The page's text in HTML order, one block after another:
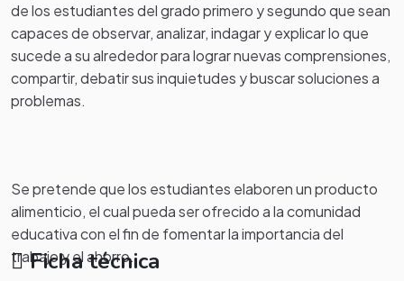
de los estudiantes del grado primero y segundo que sean
capaces de observar, analizar, indagar y explicar lo que
sucede a su alrededor para lograr nuevas comprensiones,
compartir, debatir sus inquietudes y buscar soluciones a
problemas.
Se pretende que los estudiantes elaboren un producto
alimenticio, el cual pueda ser ofrecido a la comunidad
educativa con el fin de fomentar la importancia del
trabajo y el ahorro.
Ficha técnica